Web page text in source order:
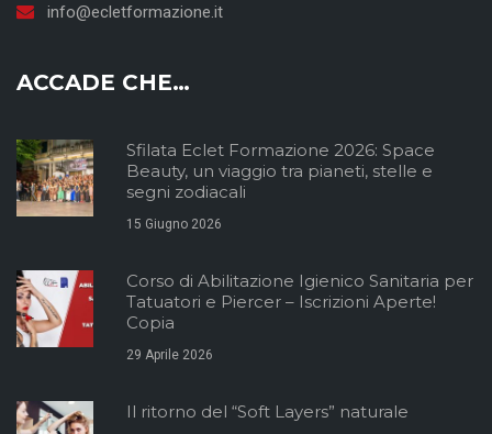
info@ecletformazione.it
ACCADE CHE…
Sfilata Eclet Formazione 2026: Space
Beauty, un viaggio tra pianeti, stelle e
segni zodiacali
15 Giugno 2026
Corso di Abilitazione Igienico Sanitaria per
Tatuatori e Piercer – Iscrizioni Aperte!
Copia
29 Aprile 2026
Il ritorno del “Soft Layers” naturale